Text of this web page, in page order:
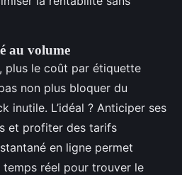
au volume
plus le coût par étiquette
non plus bloquer du
inutile. L’idéal ? Anticiper ses
et profiter des tarifs
en ligne permet
temps réel pour trouver le